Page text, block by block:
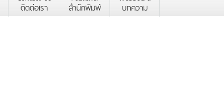
ติดต่อเรา สำนักพิมพ์ บทความ